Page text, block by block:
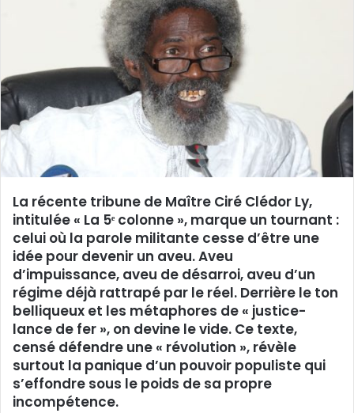
La récente tribune de Maître Ciré Clédor Ly,
intitulée « La 5ᵉ colonne », marque un tournant :
celui où la parole militante cesse d’être une
idée pour devenir un aveu. Aveu
d’impuissance, aveu de désarroi, aveu d’un
régime déjà rattrapé par le réel. Derrière le ton
belliqueux et les métaphores de « justice-
lance de fer », on devine le vide. Ce texte,
censé défendre une « révolution », révèle
surtout la panique d’un pouvoir populiste qui
s’effondre sous le poids de sa propre
incompétence.